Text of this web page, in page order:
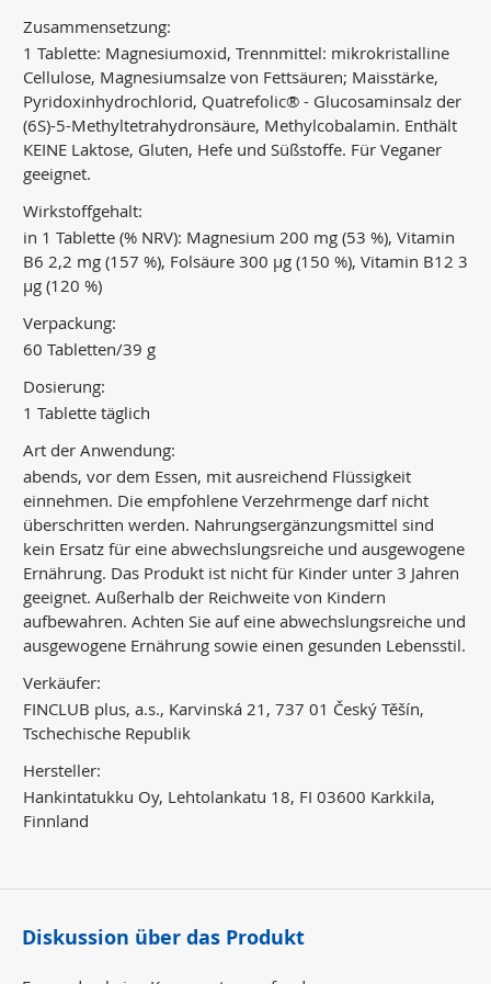
Zusammensetzung:
1 Tablette: Magnesiumoxid, Trennmittel: mikrokristalline
Cellulose, Magnesiumsalze von Fettsäuren; Maisstärke,
Pyridoxinhydrochlorid, Quatrefolic® - Glucosaminsalz der
(6S)-5-Methyltetrahydronsäure, Methylcobalamin. Enthält
KEINE Laktose, Gluten, Hefe und Süßstoffe. Für Veganer
geeignet.
Wirkstoffgehalt:
in 1 Tablette (% NRV): Magnesium 200 mg (53 %), Vitamin
B6 2,2 mg (157 %), Folsäure 300 μg (150 %), Vitamin B12 3
μg (120 %)
Verpackung:
60 Tabletten/39 g
Dosierung:
1 Tablette täglich
Art der Anwendung:
abends, vor dem Essen, mit ausreichend Flüssigkeit
einnehmen. Die empfohlene Verzehrmenge darf nicht
überschritten werden. Nahrungsergänzungsmittel sind
kein Ersatz für eine abwechslungsreiche und ausgewogene
Ernährung. Das Produkt ist nicht für Kinder unter 3 Jahren
geeignet. Außerhalb der Reichweite von Kindern
aufbewahren. Achten Sie auf eine abwechslungsreiche und
ausgewogene Ernährung sowie einen gesunden Lebensstil.
Verkäufer:
FINCLUB plus, a.s., Karvinská 21, 737 01 Český Těšín,
Tschechische Republik
Hersteller:
Hankintatukku Oy, Lehtolankatu 18, FI 03600 Karkkila,
Finnland
Diskussion über das Produkt